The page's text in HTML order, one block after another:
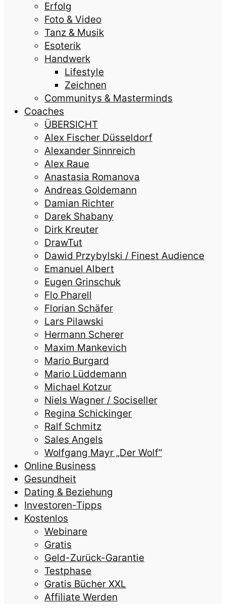
Erfolg
Foto & Video
Tanz & Musik
Esoterik
Handwerk
Lifestyle
Zeichnen
Communitys & Masterminds
Coaches
ÜBERSICHT
Alex Fischer Düsseldorf
Alexander Sinnreich
Alex Raue
Anastasia Romanova
Andreas Goldemann
Damian Richter
Darek Shabany
Dirk Kreuter
DrawTut
Dawid Przybylski / Finest Audience
Emanuel Albert
Eugen Grinschuk
Flo Pharell
Florian Schäfer
Lars Pilawski
Hermann Scherer
Maxim Mankevich
Mario Burgard
Mario Lüddemann
Michael Kotzur
Niels Wagner / Sociseller
Regina Schickinger
Ralf Schmitz
Sales Angels
Wolfgang Mayr „Der Wolf“
Online Business
Gesundheit
Dating & Beziehung
Investoren-Tipps
Kostenlos
Webinare
Gratis
Geld-Zurück-Garantie
Testphase
Gratis Bücher XXL
Affiliate Werden